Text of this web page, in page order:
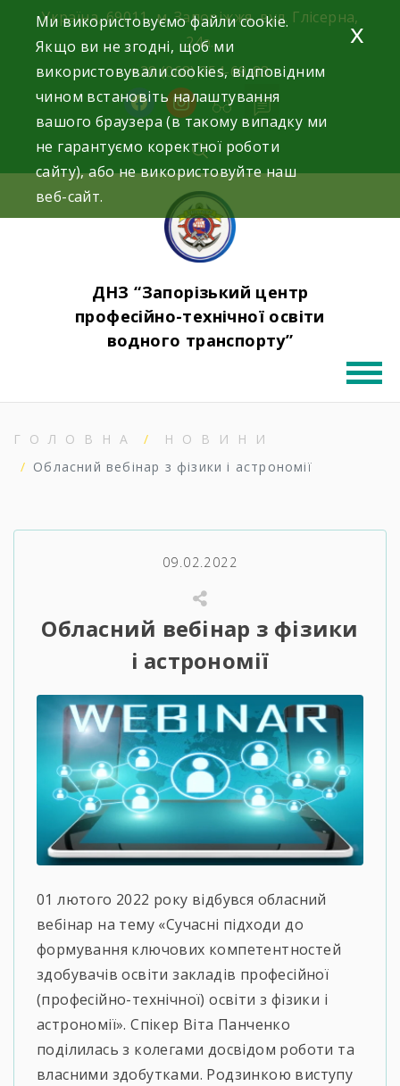
Україна, 69011, м. Запоріжжя, вул. Глісерна,
24а.
+38 (068) 354-69-83
facebookinstagram
ДНЗ “Запорізький центр
професійно-технічної освіти
водного транспорту”
ГОЛОВНА
НОВИНИ
Обласний вебінар з фізики і астрономії
09.02.2022
Обласний вебінар з фізики
і астрономії
01 лютого 2022 року відбувся обласний
вебінар на тему «Сучасні підходи до
формування ключових компетентностей
здобувачів освіти закладів професійної
(професійно-технічної) освіти з фізики і
астрономії». Спікер Віта Панченко
поділилась з колегами досвідом роботи та
власними здобутками. Родзинкою виступу
Ми використовуємо файли cookie.
Якщо ви не згодні, щоб ми
використовували cookies, відповідним
чином встановіть налаштування
вашого браузера (в такому випадку ми
не гарантуємо коректної роботи
сайту), або не використовуйте наш
веб-сайт.
x